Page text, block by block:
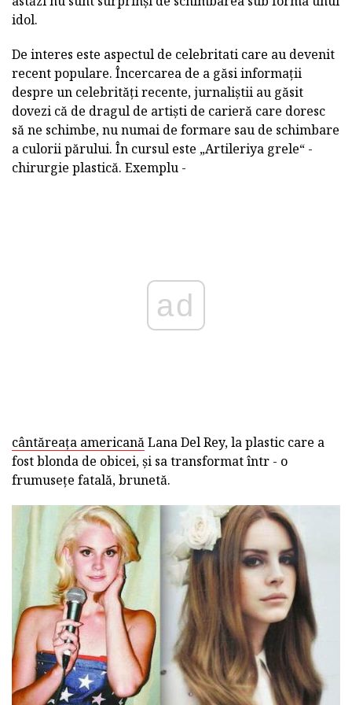
idol.
De interes este aspectul de celebritati care au devenit
recent populare. Încercarea de a găsi informații
despre un celebrități recente, jurnaliștii au găsit
dovezi că de dragul de artiști de carieră care doresc
să ne schimbe, nu numai de formare sau de schimbare
a culorii părului. În cursul este „Artileriya grele“ -
chirurgie plastică. Exemplu -
ad
cântăreața americanăLana Del Rey, la plastic care a
fost blonda de obicei, și sa transformat într - o
frumusețe fatală, brunetă.